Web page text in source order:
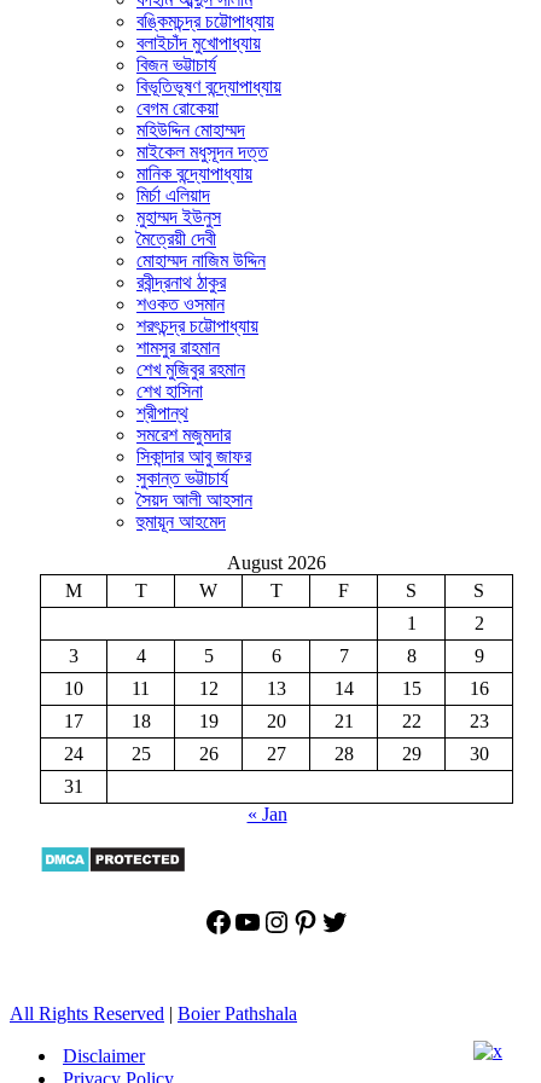
বঙ্কিমচন্দ্র চট্টোপাধ্যায়
বলাইচাঁদ মুখোপাধ্যায়
বিজন ভট্টাচার্য
বিভূতিভূষণ বন্দ্যোপাধ্যায়
বেগম রোকেয়া
মহিউদ্দিন মোহাম্মদ
মাইকেল মধুসূদন দত্ত
মানিক বন্দ্যোপাধ্যায়
মির্চা এলিয়াদ
মুহাম্মদ ইউনুস
মৈত্রেয়ী দেবী
মোহাম্মদ নাজিম উদ্দিন
রবীন্দ্রনাথ ঠাকুর
শওকত ওসমান
শরৎচন্দ্র চট্টোপাধ্যায়
শামসুর রাহমান
শেখ মুজিবুর রহমান
শেখ হাসিনা
শ্রীপান্থ
সমরেশ মজুমদার
সিকান্দার আবু জাফর
সুকান্ত ভট্টাচার্য
সৈয়দ আলী আহসান
হুমায়ূন আহমেদ
August 2026
M
T W T F S
S
1
2
3
4 5 6 7 8
9
10
11 12 13 14 15
16
17
18 19 20 21 22
23
24
25 26 27 28 29
30
31
« Jan
Facebook
YouTube
Instagram
Pinterest
Twitter
All Rights Reserved | Boier Pathshala
Disclaimer
Privacy Policy